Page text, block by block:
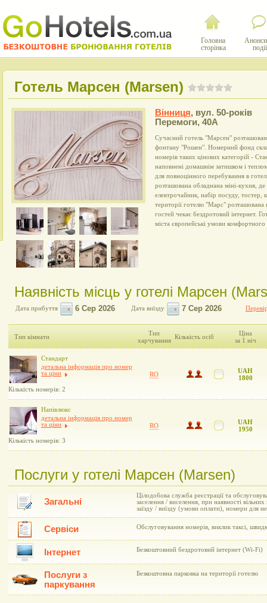
Головна
сторінка
події
Готель Марсен (Marsen)
Вінниця, вул. 50-років
Перемоги, 40А
Сучасний готель "Марсен"
фонтану "Рошен". Номерний фонд
номерів таких цінових категорій -
наповнені домашнім затишком і
для повноцінного перебування в
розташована обладнана міні-кухня, де
електрочайник, набір посуду, тостер,
території готелю "Марс" розташована
гостей чекає бездротовий інтернет.
міста європейські умови
Наявність місць у готелі Марсен
Дата прибуття Дата виїзду
Тип кімнати
Тип
харчування Кількість осіб
Ціна
за 1 ніч
Стандарт
детальна інформація про номер
та ціни
Кількість номерів: 2
RO
UAH
1800
Напівлюкс
детальна інформація про номер
та ціни
Кількість номерів: 3
RO
UAH
1950
Послуги у готелі Марсен (Marsen)
Загальні
Цілодобова служба реєстрації та
заселення / виселення, при наявності
заїзду / виїзду (умови оплати), номери для
Сервіси Обслуговування номерів, виклик таксі,
Інтернет Безкоштовний бездротовий інтернет (Wi-Fi)
Послуги з
паркування
Безкоштовна парковка на території готелю